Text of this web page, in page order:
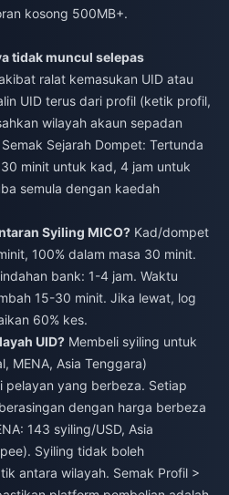
kosong 500MB+.
tidak muncul selepas
ralat kemasukan UID atau
UID terus dari profil (ketik profil,
wilayah akaun sepadan
Sejarah Dompet: Tertunda
minit untuk kad, 4 jam untuk
semula dengan kaedah
Syiling MICO? Kad/dompet
100% dalam masa 30 minit.
bank: 1-4 jam. Waktu
15-30 minit. Jika lewat, log
60% kes.
UID? Membeli syiling untuk
MENA, Asia Tenggara)
pelayan yang berbeza. Setiap
dengan harga berbeza
143 syiling/USD, Asia
Syiling tidak boleh
antara wilayah. Semak Profil >